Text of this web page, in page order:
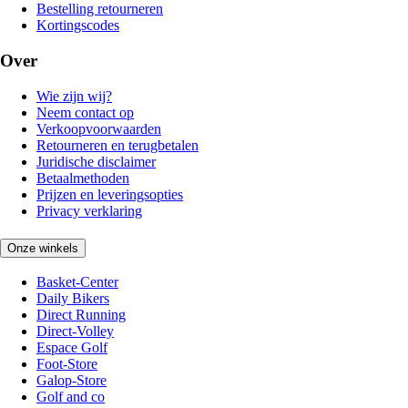
Bestelling retourneren
Kortingscodes
Over
Wie zijn wij?
Neem contact op
Verkoopvoorwaarden
Retourneren en terugbetalen
Juridische disclaimer
Betaalmethoden
Prijzen en leveringsopties
Privacy verklaring
Onze winkels
Basket-Center
Daily Bikers
Direct Running
Direct-Volley
Espace Golf
Foot-Store
Galop-Store
Golf and co